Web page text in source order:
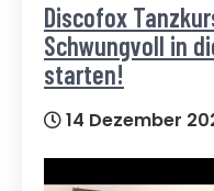
Discofox
Schwungvoll in
starten!
14 Dezember